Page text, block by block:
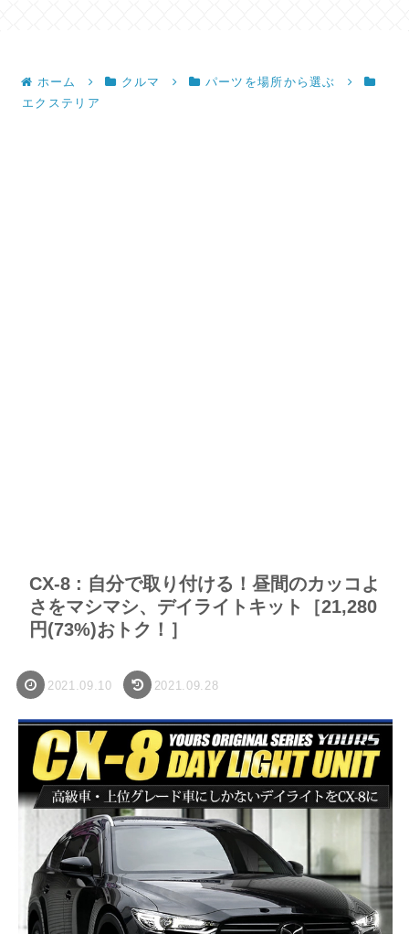
ホーム クルマ
パーツを場所から選ぶ
エクステリア
CX-8 : 自分で取り付ける！昼間のカッコよ
さをマシマシ、デイライトキット［21,280
円(73%)おトク！］
2021.09.10 2021.09.28